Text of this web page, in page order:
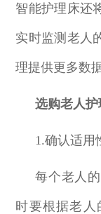
智能护理床还
实时监测老人
理提供更多数
选购老人
1.确认适用
每个老人
时要根据老人